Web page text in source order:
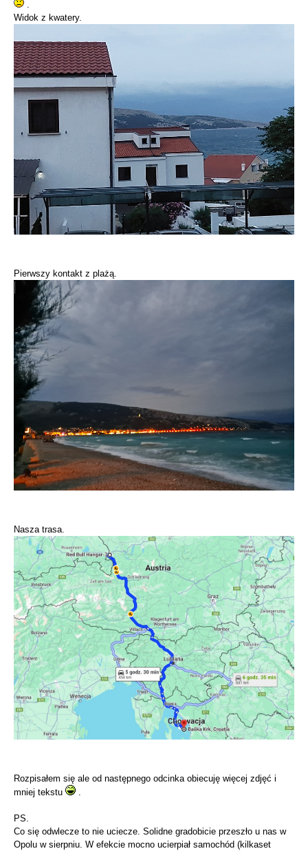
Widok z kwatery.
Pierwszy kontakt z plażą.
Nasza trasa.
Rozpisałem się ale od następnego odcinka obiecuję więcej zdjęć i
mniej tekstu
PS.
Co się odwlecze to nie uciecze. Solidne gradobicie przeszło u nas w
Opolu w sierpniu. W efekcie mocno ucierpiał samochód (kilkaset